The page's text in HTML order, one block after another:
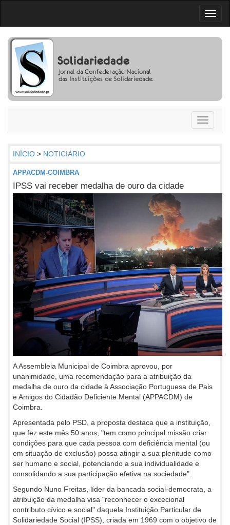
Toggle
INÍCIO > NOTICIÁRIO
APPACDM-COIMBRA
IPSS vai receber medalha de ouro da cidade
A Assembleia Municipal de Coimbra aprovou, por
unanimidade, uma recomendação para a atribuição da
medalha de ouro da cidade à Associação Portuguesa de Pais
e Amigos do Cidadão Deficiente Mental (APPACDM) de
Coimbra.
Apresentada pelo PSD, a proposta destaca que a instituição,
que fez este mês 50 anos, "tem como principal missão criar
condições para que cada pessoa com deficiência mental (ou
em situação de exclusão) possa atingir a sua plenitude como
ser humano e social, potenciando a sua individualidade e
consolidando a sua participação efetiva na sociedade".
Segundo Nuno Freitas, líder da bancada social-democrata, a
atribuição da medalha visa "reconhecer o excecional
contributo cívico e social" daquela Instituição Particular de
Solidariedade Social (IPSS), criada em 1969 com o objetivo de